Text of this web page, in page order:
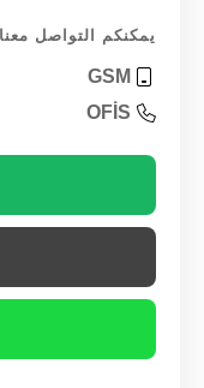
يمكنكم التواصل
GSM
OFİS